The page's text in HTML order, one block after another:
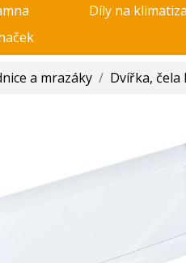
Díly na
a mrazáky / Dvířka, čela